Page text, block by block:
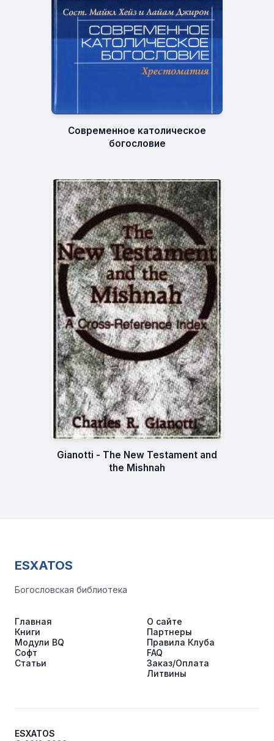
Современное католическое
богословие
Gianotti - The New Testament and
the Mishnah
ESXATOS
Богословская библиотека
Главная
Книги
Модули BQ
Софт
Статьи
О сайте
Партнеры
Правила Клуба
FAQ
Заказ/Оплата
Литвины
ESXATOS